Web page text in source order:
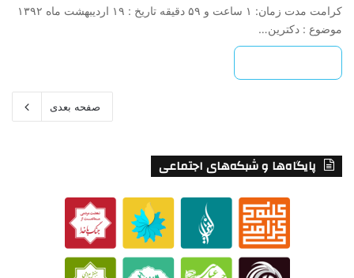
کرامت مدت زمان: ۱ ساعت و ۵۹ دقیقه تاریخ : ۱۹ اردیبهشت ماه ۱۳۹۲
موضوع : دکترین…
صفحه بعدی
پایگاه‌ها و شبکه‌های اجتماعی